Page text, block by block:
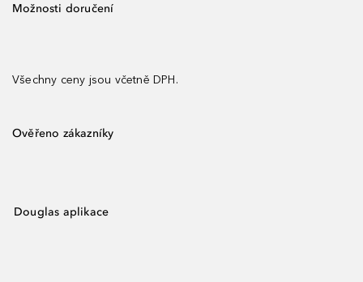
Možnosti doručení
Všechny ceny jsou včetně DPH.
Ověřeno zákazníky
Douglas aplikace